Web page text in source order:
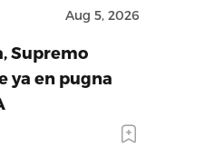
Aug 5, 2026
Supremo
ya en pugna